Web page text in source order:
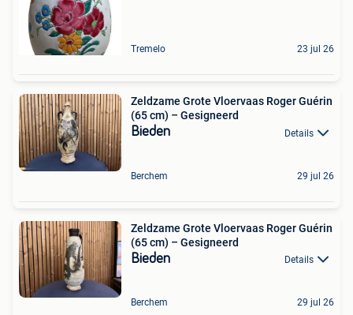
Tremelo 23 jul 26
Zeldzame Grote Vloervaas Roger Guérin
(65 cm) – Gesigneerd
Bieden Details
Berchem 29 jul 26
Zeldzame Grote Vloervaas Roger Guérin
(65 cm) – Gesigneerd
Bieden Details
Berchem 29 jul 26